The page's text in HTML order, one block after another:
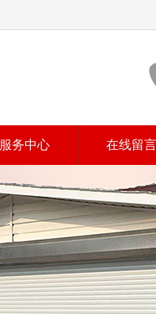
服务中心 在线留言